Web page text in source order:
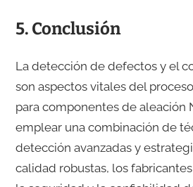
5. Conclusión
La detección de defectos y el
son aspectos vitales del
para componentes de aleación
emplear una combinación de
detección avanzadas y
calidad robustas, los